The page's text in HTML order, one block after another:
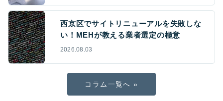
西京区でサイトリニューアルを失敗しな
い！MEHが教える業者選定の極意
2026.08.03
コラム一覧へ »